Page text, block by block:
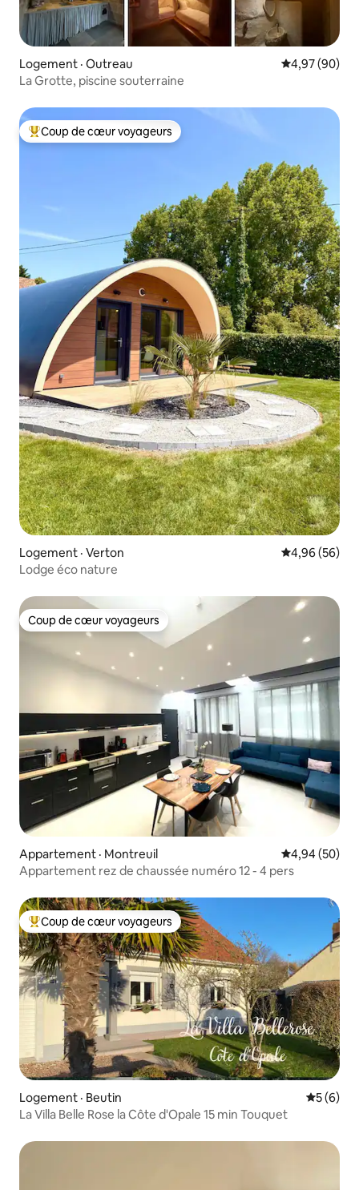
Logement · Outreau Note
4,97 (90)
La Grotte, piscine souterraine
Coup de cœur voyageurs parmi les plus aimés
Coup de cœur voyageurs
Logement · Verton Note
4,96 (56)
Lodge éco nature
Coup de cœur voyageurs
Coup de cœur voyageurs
Appartement · Montreuil Note
4,94 (50)
Appartement rez de chaussée numéro 12 - 4 pers
Coup de cœur voyageurs parmi les plus aimés
Coup de cœur voyageurs
Logement · Beutin Note
5 (6)
La Villa Belle Rose la Côte d'Opale 15 min Touquet